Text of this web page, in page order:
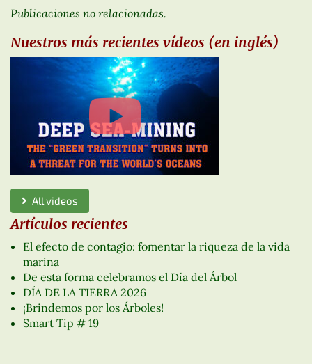
Publicaciones no relacionadas.
Nuestros más recientes vídeos (en inglés)
All videos
Artículos recientes
El efecto de contagio: fomentar la riqueza de la vida
marina
De esta forma celebramos el Día del Árbol
DÍA DE LA TIERRA 2026
¡Brindemos por los Árboles!
Smart Tip # 19